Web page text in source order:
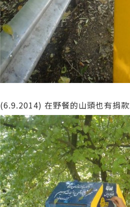
(6.9.2014) 在野餐的山頭也有捐